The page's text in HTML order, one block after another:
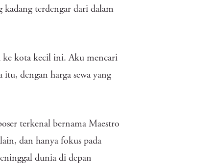
kadang terdengar dari dalam
ke kota kecil ini. Aku mencari
dengan harga sewa yang
terkenal bernama Maestro
dan hanya fokus pada
dunia di depan